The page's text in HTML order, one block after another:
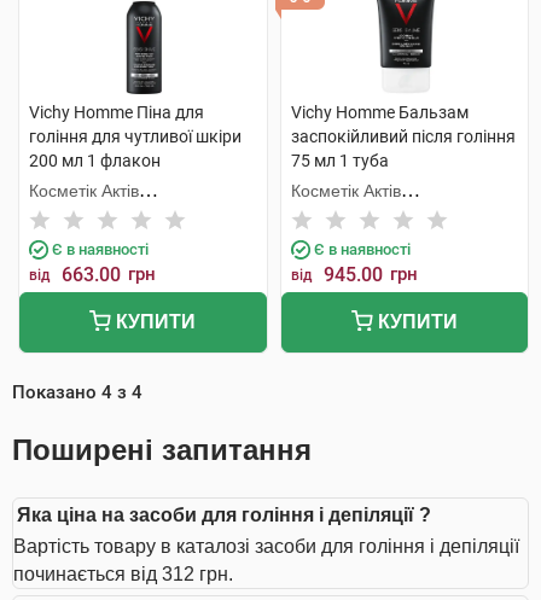
Vichy Homme Піна для
гоління для чутливої шкіри
200 мл 1 флакон
Косметік Актів
Інтернаціональ
Є в наявності
від 663.00 грн
КУПИТИ
Vichy Homme Бальзам
заспокійливий після гоління
75 мл 1 туба
Косметік Актів
Інтернаціональ
Є в наявності
від 945.00 грн
КУПИТИ
Показано 4 з 4
Поширені запитання
Яка ціна на засоби для гоління і депіляції ?
Вартість товару в каталозі засоби для гоління і депіляції
починається від 312 грн.